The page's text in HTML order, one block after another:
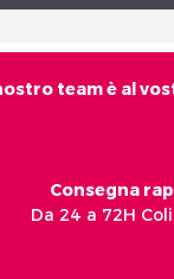
team è al
Consegna
Da 24 a 72H